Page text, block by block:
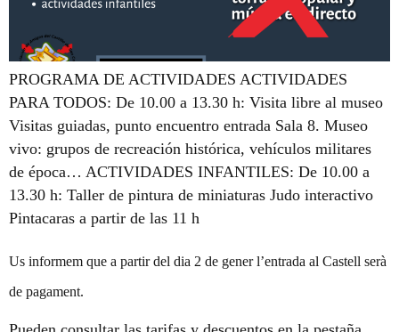
PROGRAMA DE ACTIVIDADES ACTIVIDADES
PARA TODOS: De 10.00 a 13.30 h: Visita libre al museo
Visitas guiadas, punto encuentro entrada Sala 8. Museo
vivo: grupos de recreación histórica, vehículos militares
de época… ACTIVIDADES INFANTILES: De 10.00 a
13.30 h: Taller de pintura de miniaturas Judo interactivo
Pintacaras a partir de las 11 h
Us informem que a partir del dia 2 de gener l’entrada al Castell serà
de pagament.